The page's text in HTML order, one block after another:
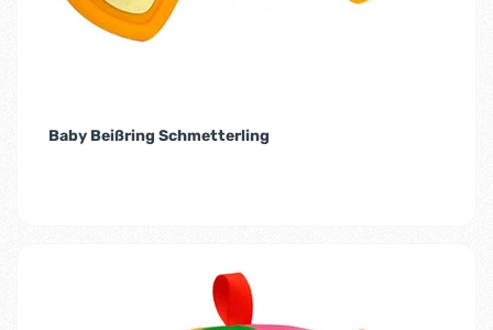
Baby Beißring Schmetterling